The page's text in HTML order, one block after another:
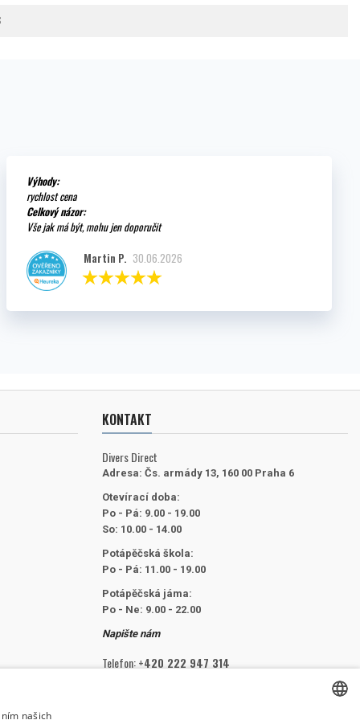
Výhody:
rychlost cena
Celkový názor:
Vše jak má být, mohu jen doporučit
Martin P. 30.06.2026
KONTAKT
Divers Direct
Adresa: Čs. armády 13, 160 00 Praha 6
Otevírací doba:
Po - Pá: 9.00 - 19.00
So: 10.00 - 14.00
Potápěčská škola:
Po - Pá: 11.00 - 19.00
Potápěčská jáma:
Po - Ne: 9.00 - 22.00
Napište nám
Telefon:+420 222 947 314
našich